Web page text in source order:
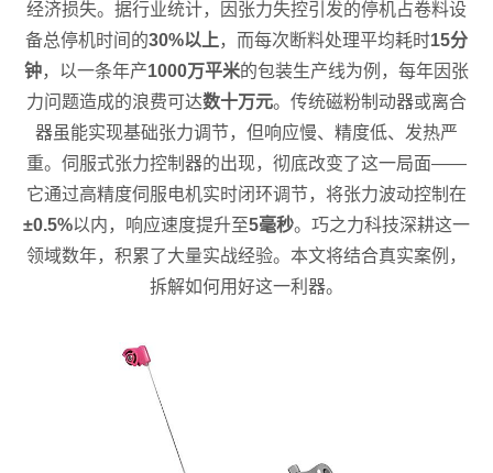
经济损失。据行业统计，因张力失控引发的停机占卷料设
备总停机时间的30%以上 ，而每次断料处理平均耗时15分
钟，以一条年产1000万平米的包装生产线为例，每年因张
力问题造成的浪费可达数十万元。传统磁粉制动器或离合
器虽能实现基础张力调节，但响应慢、精度低、发热严
重。伺服式张力控制器的出现，彻底改变了这一局面——
它通过高精度伺服电机实时闭环调节，将张力波动控制在
±0.5%以内，响应速度提升至5毫秒。巧之力科技深耕这一
领域数年，积累了大量实战经验。本文将结合真实案例，
拆解如何用好这一利器。